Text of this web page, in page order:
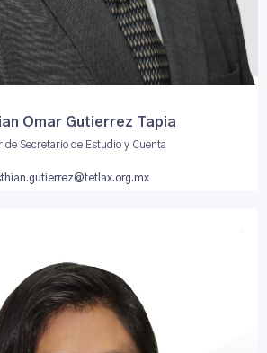
Omar Gutierrez Tapia
de Secretario de Estudio y Cuenta